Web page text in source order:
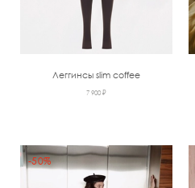
Леггинсы slim coffee
7 900 ₽
-50%